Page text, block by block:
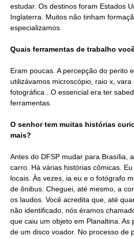
estudar. Os destinos foram Estados
Inglaterra. Muitos não tinham
especializamos.
Quais ferramentas de trabalho
Eram poucas. A percepção do perito
utilizávamos microscópio, raio x,
fotográfica . O essencial era ter
ferramentas.
O senhor tem muitas histórias
mais?
Antes do DFSP mudar para Brasília,
carro. Há várias histórias cômicas.
locais. Às vezes, ia eu e o fotógrafo
de ônibus. Cheguei, até mesmo, a
os laudos. Você acredita que, até
não identificado, nós éramos
que caiu um objeto em Planaltina. As
de um disco voador. No processo de